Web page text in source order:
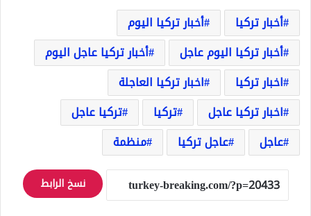
أخبار تركيا
أخبار تركيا اليوم
أخبار تركيا اليوم عاجل
أخبار تركيا عاجل اليوم
اخبار تركيا
اخبار تركيا العاجلة
اخبار تركيا عاجل
تركيا
تركيا عاجل
عاجل
عاجل تركيا منظمة
نسخ الرابط